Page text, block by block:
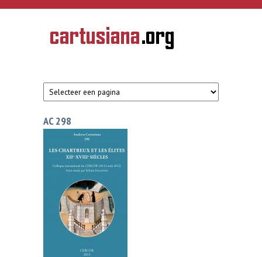
Overslaan en naar de inhoud gaan
CARTUSIANA
Geschiedenis
van de
AC 298